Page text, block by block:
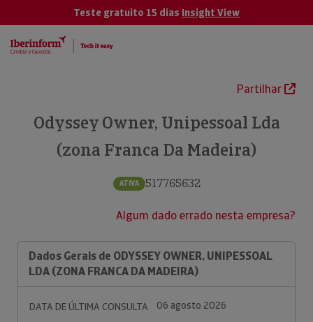
Teste gratuito 15 dias Insight View
Partilhar
Odyssey Owner, Unipessoal Lda
(zona Franca Da Madeira)
ATIVA 517765632
Algum dado errado nesta empresa?
Dados Gerais de ODYSSEY OWNER, UNIPESSOAL
LDA (ZONA FRANCA DA MADEIRA)
DATA DE ÚLTIMA CONSULTA
06 agosto 2026